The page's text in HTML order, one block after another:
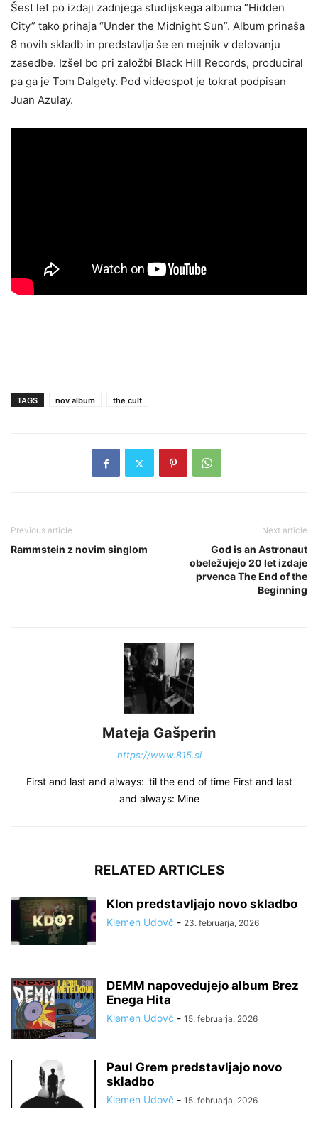
Šest let po izdaji zadnjega studijskega albuma “Hidden
City” tako prihaja “Under the Midnight Sun”. Album prinaša
8 novih skladb in predstavlja še en mejnik v delovanju
zasedbe. Izšel bo pri založbi Black Hill Records, produciral
pa ga je Tom Dalgety. Pod videospot je tokrat podpisan
Juan Azulay.
TAGS nov album the cult
Previous article
Rammstein z novim singlom
Next article
God is an Astronaut
obeležujejo 20 let izdaje
prvenca The End of the
Beginning
Mateja Gašperin
https://www.815.si
First and last and always: 'til the end of time First and last
and always: Mine
RELATED ARTICLES
Klon predstavljajo novo skladbo
Klemen Udovč - 23. februarja, 2026
DEMM napovedujejo album Brez
Enega Hita
Klemen Udovč - 15. februarja, 2026
Paul Grem predstavljajo novo
skladbo
Klemen Udovč - 15. februarja, 2026